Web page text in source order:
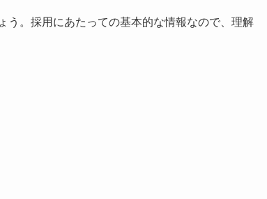
う。採用にあたっての基本的な情報なので、理解